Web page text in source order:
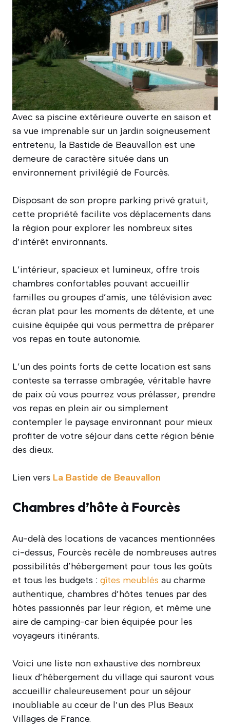
Avec sa piscine extérieure ouverte en saison et
sa vue imprenable sur un jardin soigneusement
entretenu, la Bastide de Beauvallon est une
demeure de caractère située dans un
environnement privilégié de Fourcès.
Disposant de son propre parking privé gratuit,
cette propriété facilite vos déplacements dans
la région pour explorer les nombreux sites
d’intérêt environnants.
L’intérieur, spacieux et lumineux, offre trois
chambres confortables pouvant accueillir
familles ou groupes d’amis, une télévision avec
écran plat pour les moments de détente, et une
cuisine équipée qui vous permettra de préparer
vos repas en toute autonomie.
L’un des points forts de cette location est sans
conteste sa terrasse ombragée, véritable havre
de paix où vous pourrez vous prélasser, prendre
vos repas en plein air ou simplement
contempler le paysage environnant pour mieux
profiter de votre séjour dans cette région bénie
des dieux.
Lien vers La Bastide de Beauvallon
Chambres d’hôte à Fourcès
Au-delà des locations de vacances mentionnées
ci-dessus, Fourcès recèle de nombreuses autres
possibilités d’hébergement pour tous les goûts
et tous les budgets : gîtes meublés au charme
authentique, chambres d’hôtes tenues par des
hôtes passionnés par leur région, et même une
aire de camping-car bien équipée pour les
voyageurs itinérants.
Voici une liste non exhaustive des nombreux
lieux d’hébergement du village qui sauront vous
accueillir chaleureusement pour un séjour
inoubliable au cœur de l’un des Plus Beaux
Villages de France.